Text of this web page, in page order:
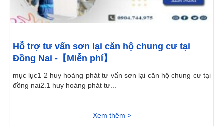
Hỗ trợ tư vấn sơn lại căn hộ chung cư tại
Đồng Nai -【Miễn phí】
mục lục1 2 huy hoàng phát tư vấn sơn lại căn hộ chung cư tại
đồng nai2.1 huy hoàng phát tư...
Xem thêm >